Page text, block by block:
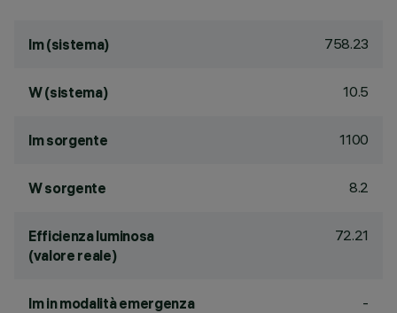
lm (sistema) 758.23
W (sistema) 10.5
lm sorgente 1100
W sorgente 8.2
Efficienza luminosa
(valore reale)
72.21
lm in modalità emergenza -